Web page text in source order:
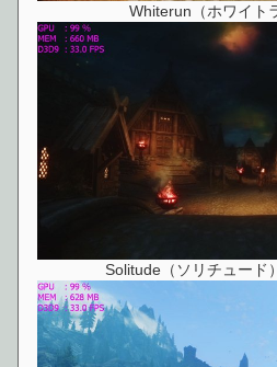
Whiterun（ホワイト
Solitude（ソリチュー